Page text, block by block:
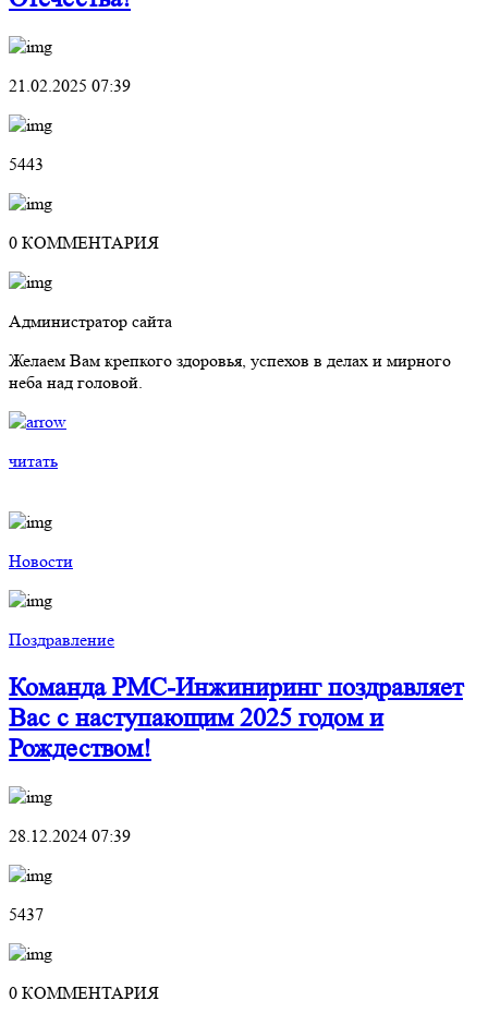
21.02.2025 07:39
5443
0 КОММЕНТАРИЯ
Администратор сайта
Желаем Вам крепкого здоровья, успехов в делах и мирного
неба над головой.
читать
Новости
Поздравление
Команда РМС-Инжиниринг поздравляет
Вас с наступающим 2025 годом и
Рождеством!
28.12.2024 07:39
5437
0 КОММЕНТАРИЯ